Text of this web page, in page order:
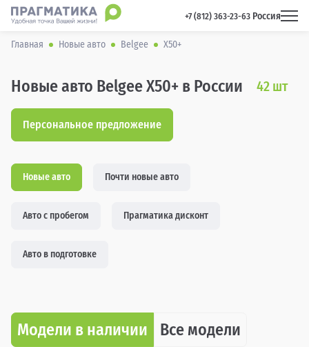
+7 (812) 363-23-63 Россия
Главная Новые авто Belgee X50+
Новые авто Belgee X50+ в России 42 шт
Персональное предложение
Новые авто Почти новые авто
Авто с пробегом Прагматика дисконт
Авто в подготовке
Модели в наличии Все модели